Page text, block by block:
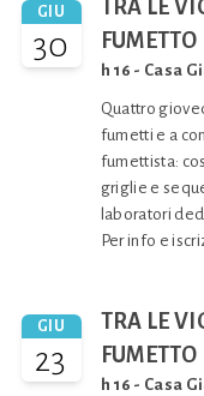
GIU
30
TRA LE
FUMETTO
h 16 - Casa
Quattro
fumetti e a
fumettista:
griglie e
laboratori
Per info e
GIU
23
TRA LE
FUMETTO
h 16 - Casa